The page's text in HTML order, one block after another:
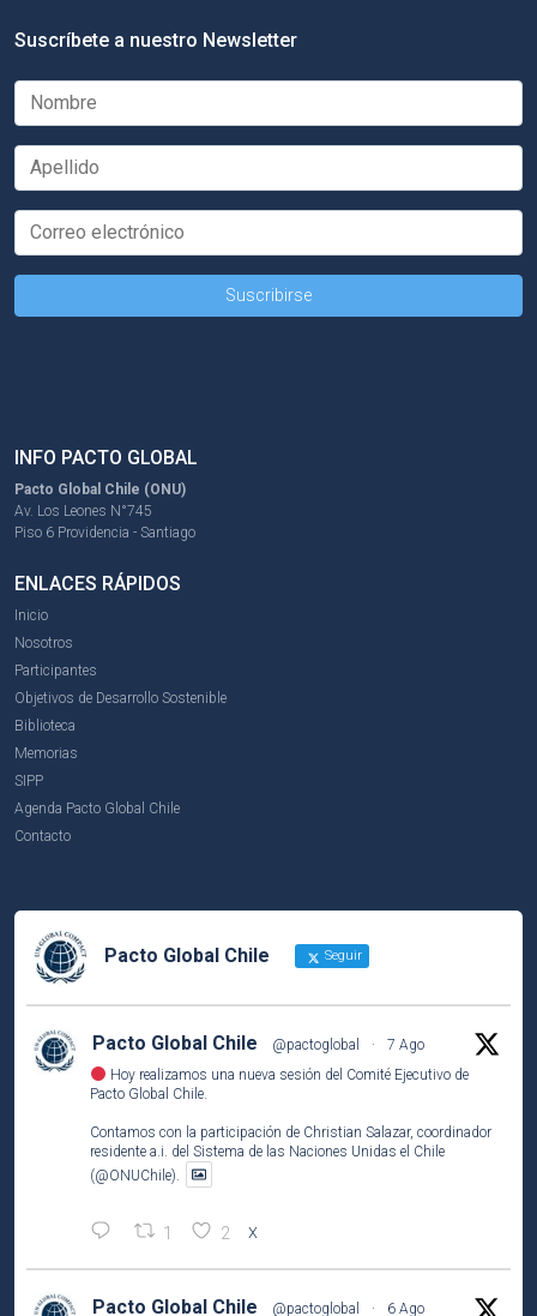
Suscríbete a nuestro Newsletter
INFO PACTO GLOBAL
Pacto Global Chile (ONU)
Av. Los Leones N°745
Piso 6 Providencia - Santiago
ENLACES RÁPIDOS
Inicio
Nosotros
Participantes
Objetivos de Desarrollo Sostenible
Biblioteca
Memorias
SIPP
Agenda Pacto Global Chile
Contacto
Pacto Global Chile Seguir
Pacto Global Chile @pactoglobal ·
7 Ago
Hoy realizamos una nueva sesión del Comité Ejecutivo de
Pacto Global Chile.
Contamos con la participación de Christian Salazar, coordinador
residente a.i. del Sistema de las Naciones Unidas el Chile
(@ONUChile).
1 2 X
Pacto Global Chile @pactoglobal · 6 Ago